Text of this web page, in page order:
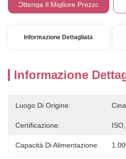
Ottenga Il Migliore Prezzo
Informazione Dettagliata
Informazione
Luogo Di Origine: Cina
Certificazione:
Capacità Di Alimentazione: